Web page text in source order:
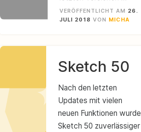
VERÖFFENTLICHT AM 26.
JULI 2018 VON MICHA
Sketch 50
Nach den letzten
Updates mit vielen
neuen Funktionen wurde
Sketch 50 zuverlässiger